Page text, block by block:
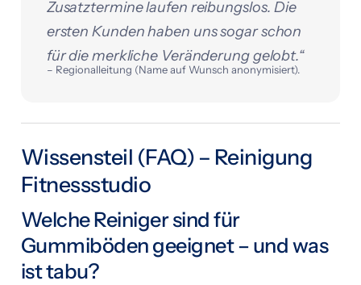
Zusatztermine laufen reibungslos. Die
ersten Kunden haben uns sogar schon
für die merkliche Veränderung gelobt.“
– Regionalleitung (Name auf Wunsch anonymisiert).
Wissensteil (FAQ) – Reinigung
Fitnessstudio
Welche Reiniger sind für
Gummiböden geeignet – und was
ist tabu?